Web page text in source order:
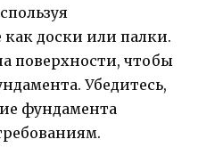
доски или палки.
поверхности, чтобы
Убедитесь,
фундамента